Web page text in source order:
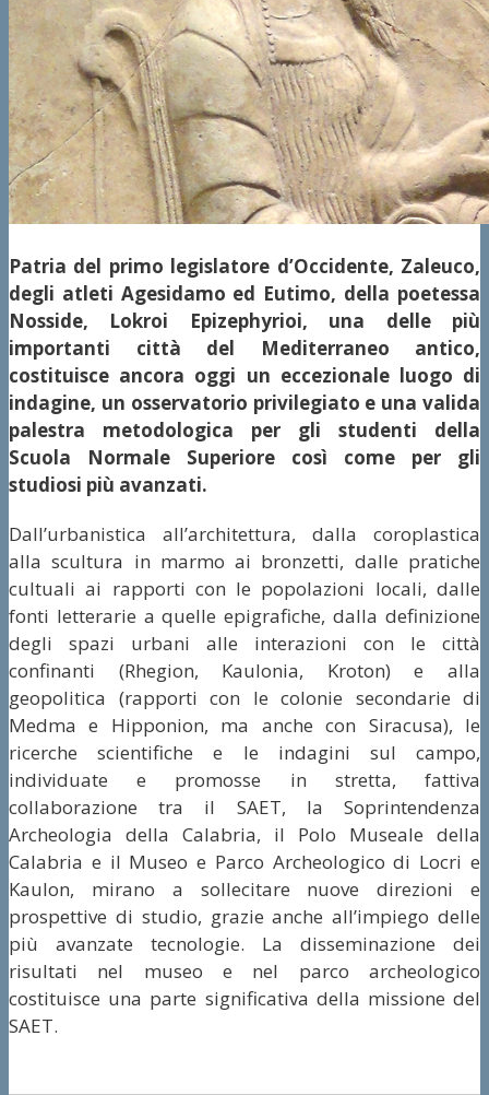
Patria del primo legislatore d’Occidente, Zaleuco,
degli atleti Agesidamo ed Eutimo, della poetessa
Nosside, Lokroi Epizephyrioi, una delle più
importanti città del Mediterraneo antico,
costituisce ancora oggi un eccezionale luogo di
indagine, un osservatorio privilegiato e una valida
palestra metodologica per gli studenti della
Scuola Normale Superiore così come per gli
studiosi più avanzati.
Dall’urbanistica all’architettura, dalla coroplastica
alla scultura in marmo ai bronzetti, dalle pratiche
cultuali ai rapporti con le popolazioni locali, dalle
fonti letterarie a quelle epigrafiche, dalla definizione
degli spazi urbani alle interazioni con le città
confinanti (Rhegion, Kaulonia, Kroton) e alla
geopolitica (rapporti con le colonie secondarie di
Medma e Hipponion, ma anche con Siracusa), le
ricerche scientifiche e le indagini sul campo,
individuate e promosse in stretta, fattiva
collaborazione tra il SAET, la Soprintendenza
Archeologia della Calabria, il Polo Museale della
Calabria e il Museo e Parco Archeologico di Locri e
Kaulon, mirano a sollecitare nuove direzioni e
prospettive di studio, grazie anche all’impiego delle
più avanzate tecnologie. La disseminazione dei
risultati nel museo e nel parco archeologico
costituisce una parte significativa della missione del
SAET.